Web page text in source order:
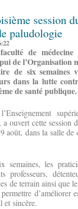
session
paludologie
de médecine
de l’Organisation
de six semaines
dans la lutte
de santé publique.
ouvert cette session
août, dans la salle de
semaines, les
professeurs,
de terrain ainsi que
d’améliorer
et sincère.